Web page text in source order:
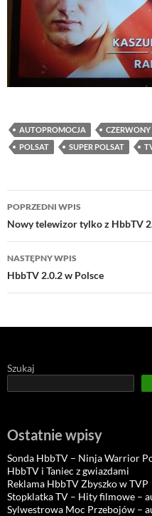
AUTOPROMOCJA CZERWONY
POLSAT
SUPER POLSAT
Nawigacja
wpisu
POPRZEDNI WPIS
Nowy telewizor tylko z HbbTV
NASTĘPNY WPIS
HbbTV 2.0.2 w Polsce
Szukaj
Ostatnie wpisy
Sonda HbbTV – Ninja Warrior
HbbTV i Taniec z gwiazdami
Reklama HbbTV Zbyszko w TVP
Stopklatka TV – Hity filmowe –
Sylwestrowa Moc Przebojów –